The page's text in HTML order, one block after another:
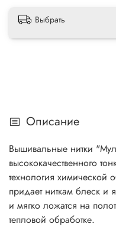
Выбрать
Описание
Вышивальные нитки
высококачественного
технология химической
придает ниткам блеск и
и мягко ложатся на
тепловой обработке.